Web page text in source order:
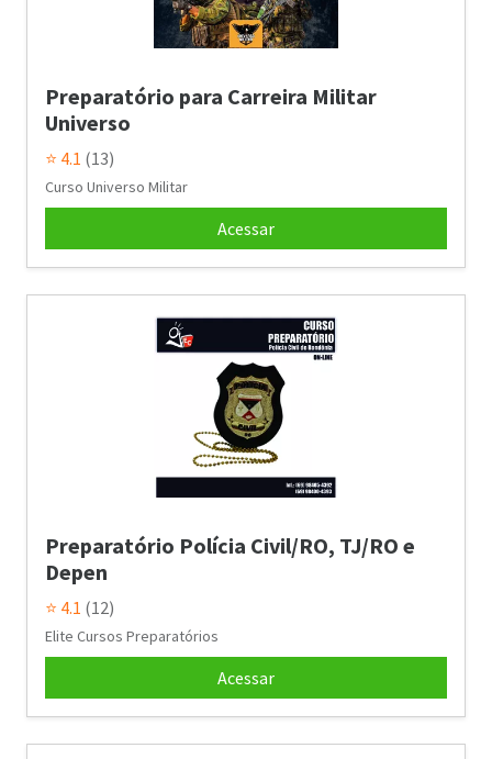
Preparatório para Carreira Militar
Universo
⭐ 4.1 (13)
Curso Universo Militar
Acessar
Preparatório Polícia Civil/RO, TJ/RO e
Depen
⭐ 4.1 (12)
Elite Cursos Preparatórios
Acessar